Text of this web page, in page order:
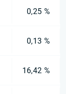
0,25 %
0,13 %
16,42 %